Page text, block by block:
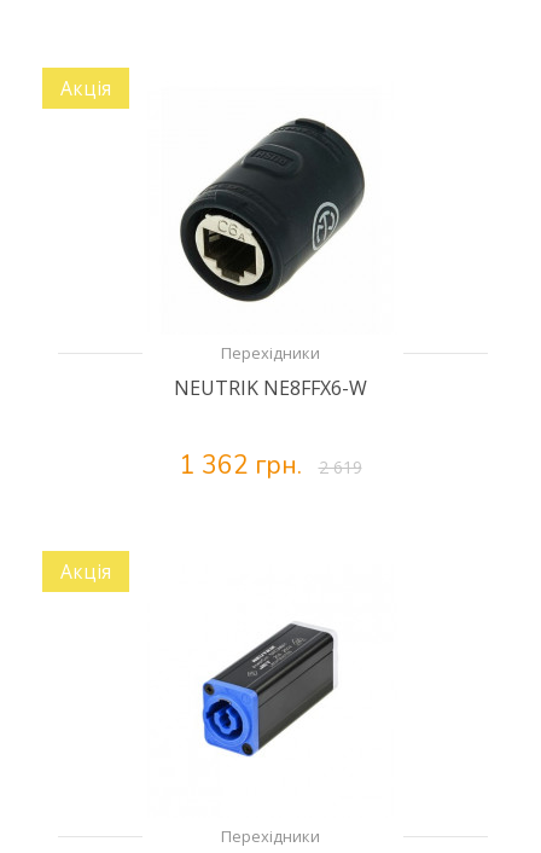
Перехідники
NEUTRIK NE8FFX6-W
1 362 грн. 2 619
Акція
Перехідники
Акція